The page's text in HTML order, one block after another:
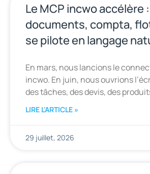
Le MCP incwo accélère :
documents, compta,
se pilote en langage
En mars, nous lancions le
incwo. En juin, nous ouvrions
des tâches, des devis, des
LIRE L'ARTICLE »
29 juillet, 2026